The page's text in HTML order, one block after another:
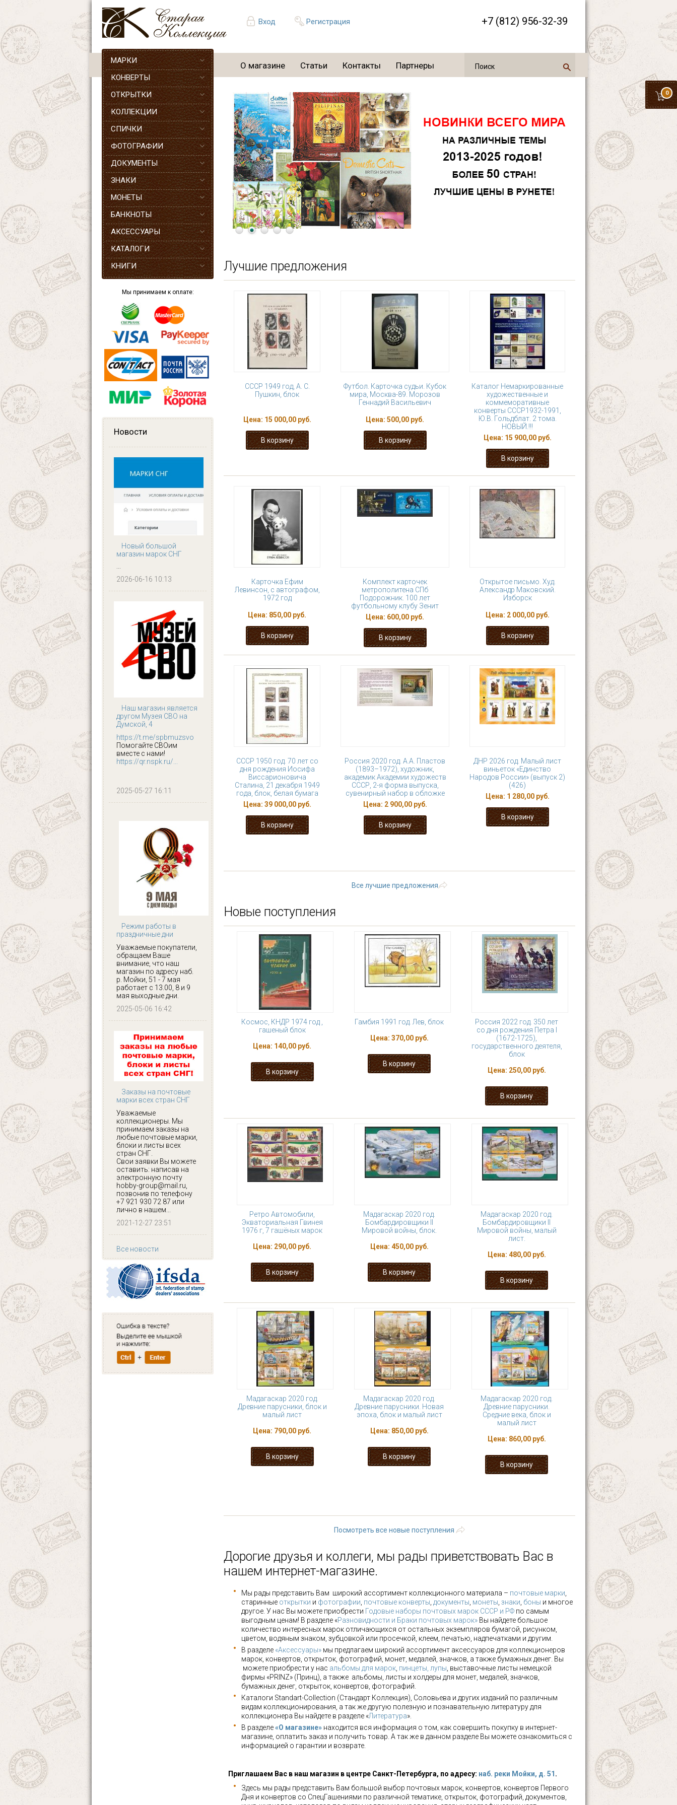
Вход Регистрация +7 (812) 956-32-39
0
О магазине Статьи Контакты Партнеры
МАРКИ
КОНВЕРТЫ
ОТКРЫТКИ
КОЛЛЕКЦИИ
СПИЧКИ
ФОТОГРАФИИ
ДОКУМЕНТЫ
ЗНАКИ
МОНЕТЫ
БАНКНОТЫ
АКСЕССУАРЫ
КАТАЛОГИ
КНИГИ
Мы принимаем к оплате:
Новости
Новый большой
магазин марок СНГ
...
2026-06-16 10:13
Наш магазин является
другом Музея СВО на
Думской, 4
https://t.me/spbmuzsvo
Помогайте СВОим
вместе с нами!
https://qr.nspk.ru/...
2025-05-27 16:11
Режим работы в
праздничные дни
Уважаемые покупатели,
обращаем Ваше
внимание, что наш
магазин по адресу наб.
р. Мойки, 51 - 7 мая
работает с 13.00, 8 и 9
мая выходные дни.
2025-05-06 16:42
Заказы на почтовые
марки всех стран СНГ
Уважаемые
коллекционеры. Мы
принимаем заказы на
любые почтовые марки,
блоки и листы всех
стран СНГ.
Свои заявки Вы можете
оставить: написав на
электронную почту
hobby-group@mail.ru,
позвонив по телефону
+7 921 930 72 87 или
лично в нашем...
2021-12-27 23:51
Все новости
Лучшие предложения
СССР 1949 год, А. С.
Пушкин, блок
Цена: 15 000,00 руб.
Футбол. Карточка судьи. Кубок
мира, Москва-89. Морозов
Геннадий Васильевич
Цена: 500,00 руб.
Каталог Немаркированные
художественные и
коммеморативные
конверты СССР1932-1991,
Ю.В. Гольдблат. 2 тома.
НОВЫЙ.!!!
Цена: 15 900,00 руб.
Карточка Ефим
Левинсон, с автографом,
1972 год
Цена: 850,00 руб.
Комплект карточек
метрополитена СПб
Подорожник. 100 лет
футбольному клубу Зенит
Цена: 600,00 руб.
Открытое письмо. Худ.
Александр Маковский.
Изборск
Цена: 2 000,00 руб.
СССР 1950 год. 70 лет со
дня рождения Иосифа
Виссарионовича
Сталина, 21 декабря 1949
года, блок, белая бумага
Цена: 39 000,00 руб.
Россия 2020 год. А.А. Пластов
(1893–1972), художник,
академик Академии художеств
СССР, 2-я форма выпуска,
сувенирный набор в обложке
Цена: 2 900,00 руб.
ДНР 2026 год. Малый лист
виньеток «Единство
Народов России» (выпуск 2)
(426)
Цена: 1 280,00 руб.
Все лучшие предложения
Новые поступления
Космос, КНДР 1974 год ,
гашеный блок
Цена: 140,00 руб.
Гамбия 1991 год. Лев, блок
Цена: 370,00 руб.
Россия 2022 год. 350 лет
со дня рождения Петра I
(1672-1725),
государственного деятеля,
блок
Цена: 250,00 руб.
Ретро Автомобили,
Экваториальная Гвинея
1976 г, 7 гашёных марок
Цена: 290,00 руб.
Мадагаскар 2020 год.
Бомбардировщики II
Мировой войны, блок.
Цена: 450,00 руб.
Мадагаскар 2020 год.
Бомбардировщики II
Мировой войны, малый
лист.
Цена: 480,00 руб.
Мадагаскар 2020 год.
Древние парусники, блок и
малый лист
Цена: 790,00 руб.
Мадагаскар 2020 год.
Древние парусники. Новая
эпоха, блок и малый лист
Цена: 850,00 руб.
Мадагаскар 2020 год.
Древние парусники.
Средние века, блок и
малый лист
Цена: 860,00 руб.
Посмотреть все новые поступления
Дорогие друзья и коллеги, мы рады приветствовать Вас в
нашем интернет-магазине.
Мы рады представить Вам широкий ассортимент коллекционного материала – почтовые марки
старинные открытки и фотографии почтовые конверты документы монеты знаки боны и многое
другое. У нас Вы можете приобрести Годовые наборы почтовых марок СССР и РФ по самым
выгодным ценам! В разделе «Разновидности и Браки почтовых марок» Вы найдете большое
количество интересных марок отличающихся от остальных экземпляров бумагой, рисунком,
цветом, водяным знаком, зубцовкой или просечкой, клеем, печатью, надпечатками и другим.
В разделе «Аксессуары» мы предлагаем широкий ассортимент аксессуаров для коллекционеров
марок, конвертов, открыток, фотографий, монет, медалей, значков, а также бумажных денег. Вы
можете приобрести у нас альбомы для марок пинцеты, лупы , выставочные листы немецкой
фирмы «PRINZ» (Принц), а также альбомы, листы и холдеры для монет, медалей, значков,
бумажных денег, открыток, конвертов, фотографий.
Каталоги Standart-Collection (Стандарт Коллекция), Соловьева и других изданий по различным
видам коллекционирования, а так же другую полезную и познавательную литературу для
коллекционера Вы найдете в разделе «Литература».
В разделе«О магазине» находится вся информация о том, как совершить покупку в интернет-
магазине, оплатить заказ и получить товар. А так же в данном разделе Вы можете ознакомиться с
информацией о гарантии и возврате.
Приглашаем Вас в наш магазин в центре Санкт-Петербурга, по адресу: наб. реки Мойки, д. 51 .
Здесь мы рады представить Вам большой выбор почтовых марок, конвертов, конвертов Первого
Дня и конвертов со СпецГашениями по различной тематике, открыток, фотографий, документов,